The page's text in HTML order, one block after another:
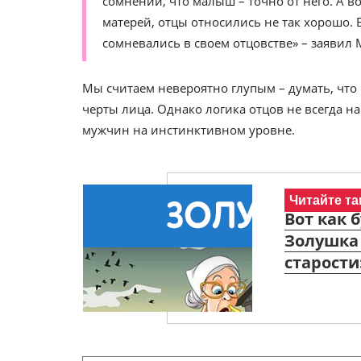
матерей, отцы относились не так
сомневались в своем отцовстве» –
Мы считаем невероятно глупым – думать, что
черты лица. Однако логика отцов не всегда
мужчин на инстинктивном уровне.
Читайте
Вот как